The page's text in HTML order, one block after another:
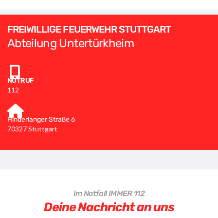
FREIWILLIGE FEUERWEHR STUTTGART
Abteilung Untertürkheim
NOTRUF
112
Hinderlanger Straße 6
70327 Stuttgart
Im Notfall IMMER 112
Deine Nachricht an uns